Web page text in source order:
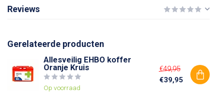
Reviews
Gerelateerde producten
Allesveilig EHBO koffer
Oranje Kruis
Op voorraad
€49,95
€39,95